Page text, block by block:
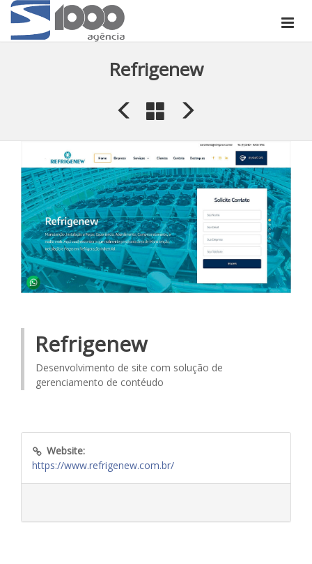
Refrigenew
Refrigenew
Desenvolvimento de site com solução de
gerenciamento de contéudo
Website:
https://www.refrigenew.com.br/